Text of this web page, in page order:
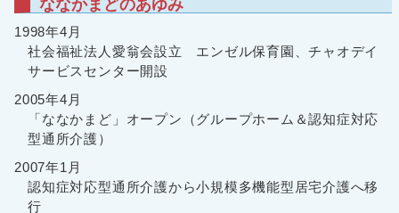
ななかまどのあゆみ
1998年4月
社会福祉法人愛翁会設立 エンゼル保育園、チャオデイ
サービスセンター開設
2005年4月
「ななかまど」オープン（グループホーム＆認知症対応
型通所介護）
2007年1月
認知症対応型通所介護から小規模多機能型居宅介護へ移
行